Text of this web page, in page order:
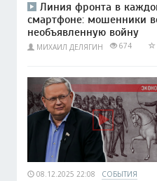
Линия фронта в
смартфоне: мошенники
необъявленную войну
МИХАИЛ ДЕЛЯГИН 674
08.12.2025 22:08 СОБЫТИЯ